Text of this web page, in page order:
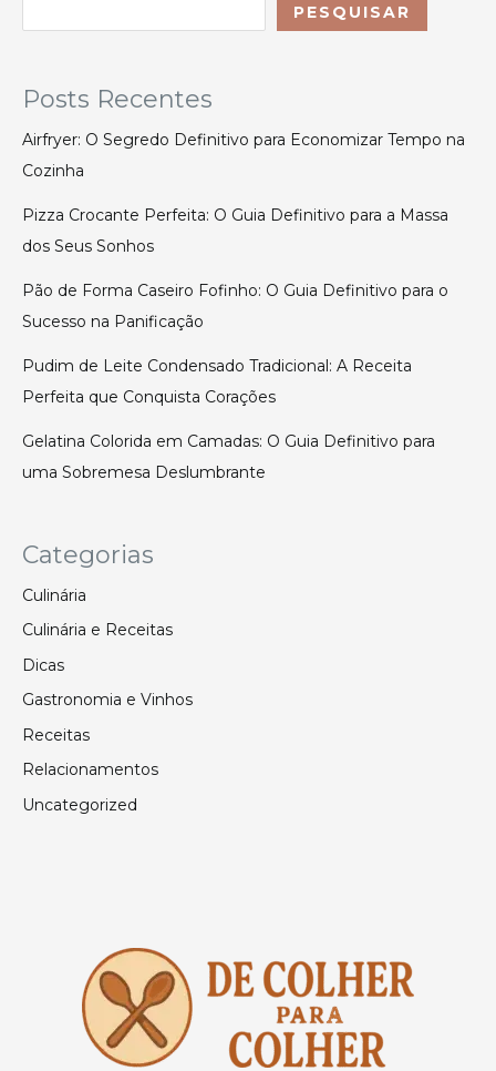
PESQUISAR
Posts Recentes
Airfryer: O Segredo Definitivo para Economizar Tempo na
Cozinha
Pizza Crocante Perfeita: O Guia Definitivo para a Massa
dos Seus Sonhos
Pão de Forma Caseiro Fofinho: O Guia Definitivo para o
Sucesso na Panificação
Pudim de Leite Condensado Tradicional: A Receita
Perfeita que Conquista Corações
Gelatina Colorida em Camadas: O Guia Definitivo para
uma Sobremesa Deslumbrante
Categorias
Culinária
Culinária e Receitas
Dicas
Gastronomia e Vinhos
Receitas
Relacionamentos
Uncategorized